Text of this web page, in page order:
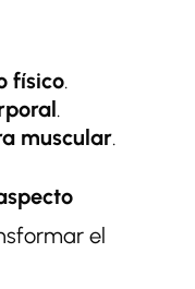
físico.
.
muscular.
el